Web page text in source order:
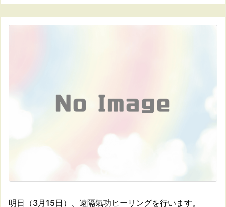
明日（3月15日）、遠隔氣功ヒーリングを行います。